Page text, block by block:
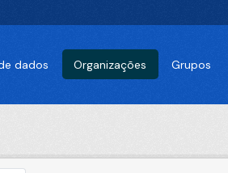
dados Organizações Grupos